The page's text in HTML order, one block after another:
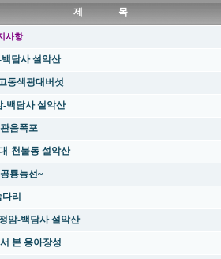
제 목
사항
담사 설악산
동색광대버섯
-백담사 설악산
음폭포
-천불동 설악산
룡능선~
리
암-백담사 설악산
본 용아장성